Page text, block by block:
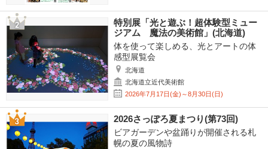
特別展「光と遊ぶ！超体験型ミュー
ジアム 魔法の美術館」(北海道)
体を使って楽しめる、光とアートの体
感型展覧会
北海道
北海道立近代美術館
2026年7月17日(金)～8月30日(日)
2026さっぽろ夏まつり(第73回)
ビアガーデンや盆踊りが開催される札
幌の夏の風物詩